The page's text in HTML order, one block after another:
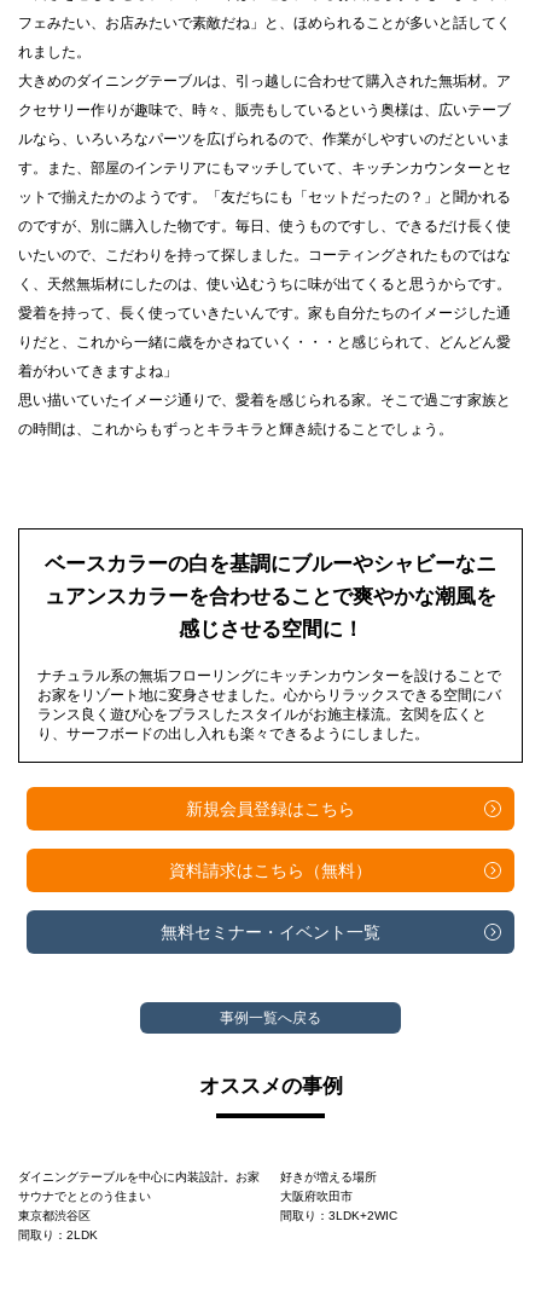
フェみたい、お店みたいで素敵だね」と、ほめられることが多いと話してく
れました。
大きめのダイニングテーブルは、引っ越しに合わせて購入された無垢材。ア
クセサリー作りが趣味で、時々、販売もしているという奥様は、広いテーブ
ルなら、いろいろなパーツを広げられるので、作業がしやすいのだといいま
す。また、部屋のインテリアにもマッチしていて、キッチンカウンターとセ
ットで揃えたかのようです。「友だちにも「セットだったの？」と聞かれる
のですが、別に購入した物です。毎日、使うものですし、できるだけ長く使
いたいので、こだわりを持って探しました。コーティングされたものではな
く、天然無垢材にしたのは、使い込むうちに味が出てくると思うからです。
愛着を持って、長く使っていきたいんです。家も自分たちのイメージした通
りだと、これから一緒に歳をかさねていく・・・と感じられて、どんどん愛
着がわいてきますよね」
思い描いていたイメージ通りで、愛着を感じられる家。そこで過ごす家族と
の時間は、これからもずっとキラキラと輝き続けることでしょう。
ベースカラーの白を基調にブルーやシャビーなニ
ュアンスカラーを合わせることで爽やかな潮風を
感じさせる空間に！
ナチュラル系の無垢フローリングにキッチンカウンターを設けることで
お家をリゾート地に変身させました。心からリラックスできる空間にバ
ランス良く遊び心をプラスしたスタイルがお施主様流。玄関を広くと
り、サーフボードの出し入れも楽々できるようにしました。
新規会員登録はこちら
資料請求はこちら（無料）
無料セミナー・ イベント一覧
事例一覧へ戻る
オススメの事例
ダイニングテーブルを中心に内装設計。お家
サウナでととのう住まい
東京都渋谷区
間取り：2LDK
好きが増える場所
大阪府吹田市
間取り：3LDK+2WIC